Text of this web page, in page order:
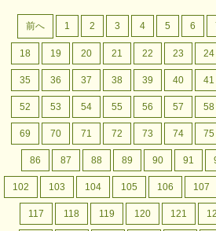
前へ 1 2 3 4 5 6
18 19 20 21 22 23 24
35 36 37 38 39 40 41
52 53 54 55 56 57 58
69 70 71 72 73 74 75
86 87 88 89 90 91
102 103 104 105 106 107
117 118 119 120 121